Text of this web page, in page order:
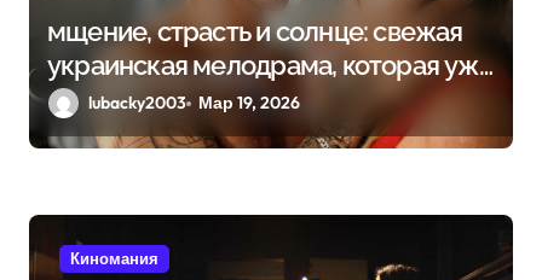
мщение, страсть и солнце: свежая
украинская мелодрама, которая уже
завоевывает сердца зрителей
lubacky2003 Мар 19, 2026
Киномания